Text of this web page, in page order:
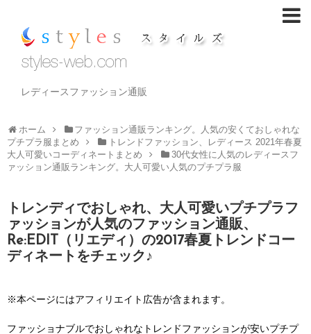
レディースファッション通販
ホーム
ファッション通販ランキング。人気の安くておしゃれな
プチプラ服まとめ
トレンドファッション、レディース 2021年春夏
大人可愛いコーディネートまとめ
30代女性に人気のレディースフ
ァッション通販ランキング。大人可愛い人気のプチプラ服
トレンディでおしゃれ、大人可愛いプチプラフ
ァッションが人気のファッション通販、
Re:EDIT（リエディ）の2017春夏トレンドコー
ディネートをチェック♪
※本ページにはアフィリエイト広告が含まれます。
ファッショナブルでおしゃれなトレンドファッションが安いプチプ